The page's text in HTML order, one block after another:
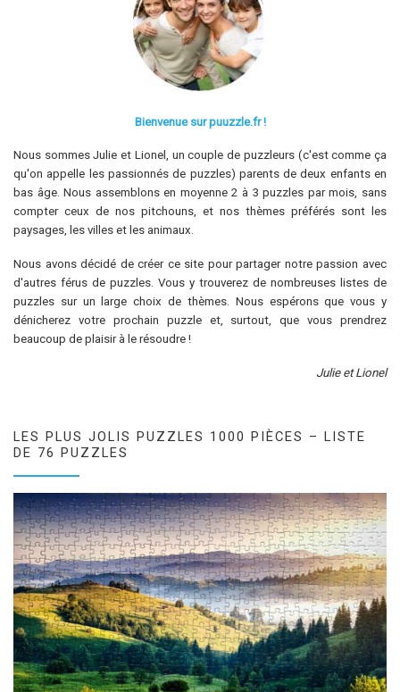
Bienvenue sur puuzzle.fr !
Nous sommes Julie et Lionel, un couple de puzzleurs (c'est comme ça
qu'on appelle les passionnés de puzzles) parents de deux enfants en
bas âge. Nous assemblons en moyenne 2 à 3 puzzles par mois, sans
compter ceux de nos pitchouns, et nos thèmes préférés sont les
paysages, les villes et les animaux.
Nous avons décidé de créer ce site pour partager notre passion avec
d'autres férus de puzzles. Vous y trouverez de nombreuses listes de
puzzles sur un large choix de thèmes. Nous espérons que vous y
dénicherez votre prochain puzzle et, surtout, que vous prendrez
beaucoup de plaisir à le résoudre !
Julie et Lionel
LES PLUS JOLIS PUZZLES 1000 PIÈCES – LISTE
DE 76 PUZZLES